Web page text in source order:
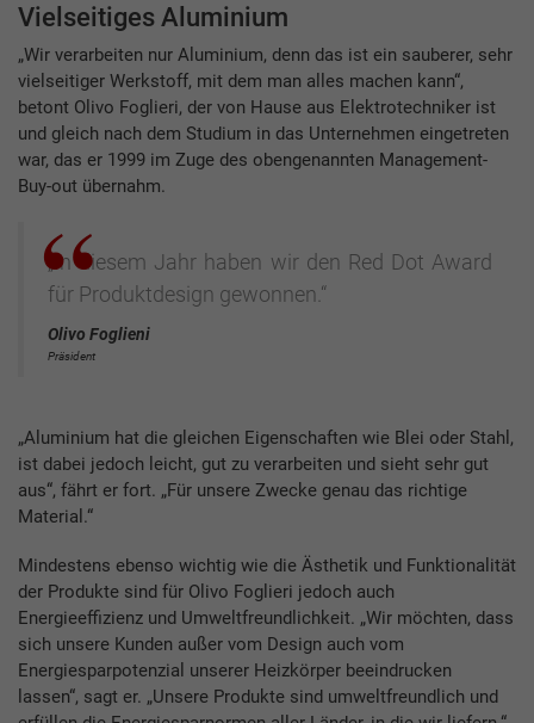
Vielseitiges Aluminium
„Wir verarbeiten nur Aluminium, denn das ist ein sauberer, sehr
vielseitiger Werkstoff, mit dem man alles machen kann“,
betont Olivo Foglieri, der von Hause aus Elektrotechniker ist
und gleich nach dem Studium in das Unternehmen eingetreten
war, das er 1999 im Zuge des obengenannten Management-
Buy-out übernahm.
„In diesem Jahr haben wir den Red Dot Award
für Produktdesign gewonnen.“
Olivo Foglieni
Präsident
„Aluminium hat die gleichen Eigenschaften wie Blei oder Stahl,
ist dabei jedoch leicht, gut zu verarbeiten und sieht sehr gut
aus“, fährt er fort. „Für unsere Zwecke genau das richtige
Material.“
Mindestens ebenso wichtig wie die Ästhetik und Funktionalität
der Produkte sind für Olivo Foglieri jedoch auch
Energieeffizienz und Umweltfreundlichkeit. „Wir möchten, dass
sich unsere Kunden außer vom Design auch vom
Energiesparpotenzial unserer Heizkörper beeindrucken
lassen“, sagt er. „Unsere Produkte sind umweltfreundlich und